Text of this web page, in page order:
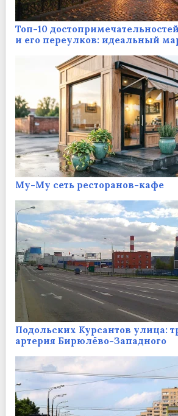
Топ-10
и его переулков: идеальный
Му-Му сеть ресторанов-кафе
Подольских Курсантов улица:
артерия Бирюлёво-Западного